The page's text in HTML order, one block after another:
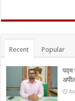
Recent Popular
पद्म